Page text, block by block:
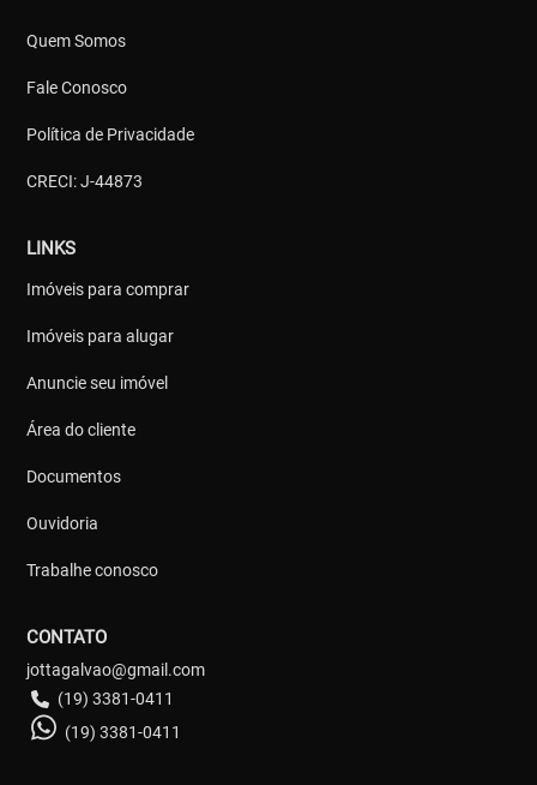
Quem Somos
Fale Conosco
Política de Privacidade
CRECI: J-44873
LINKS
Imóveis para comprar
Imóveis para alugar
Anuncie seu imóvel
Área do cliente
Documentos
Ouvidoria
Trabalhe conosco
CONTATO
jottagalvao@gmail.com
(19) 3381-0411
(19) 3381-0411